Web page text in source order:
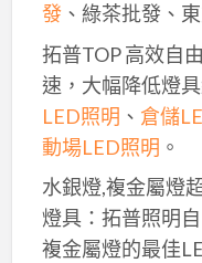
發、綠茶批發、
拓普TOP 高效自
速，大幅降低燈
LED照明 、 倉儲
動場LED照明 。
水銀燈,複金屬燈
燈具：拓普照明
複金屬燈的最佳